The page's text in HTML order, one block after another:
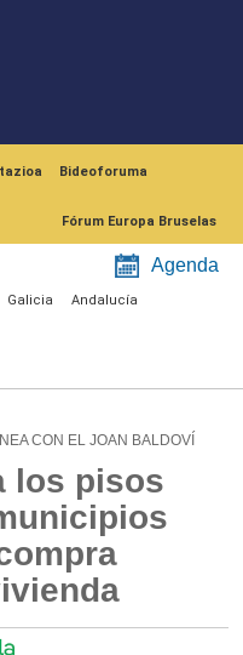
Bideoforuma
Fórum Europa Bruselas
Agenda
Galicia Andalucía
CON EL JOAN BALDOVÍ
los pisos